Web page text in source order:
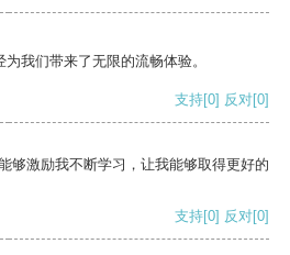
我们带来了无限的流畅体验。
支持[0] 反对[0]
够激励我不断学习，让我能够取得更好的
支持[0] 反对[0]